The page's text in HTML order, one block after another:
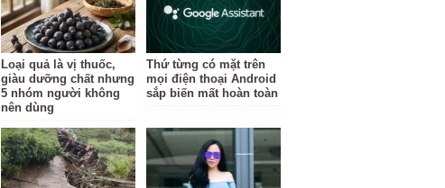
Loại quả là vị thuốc,
giàu dưỡng chất nhưng
5 nhóm người không
nên dùng
Thứ từng có mặt trên
mọi điện thoại Android
sắp biến mất hoàn toàn